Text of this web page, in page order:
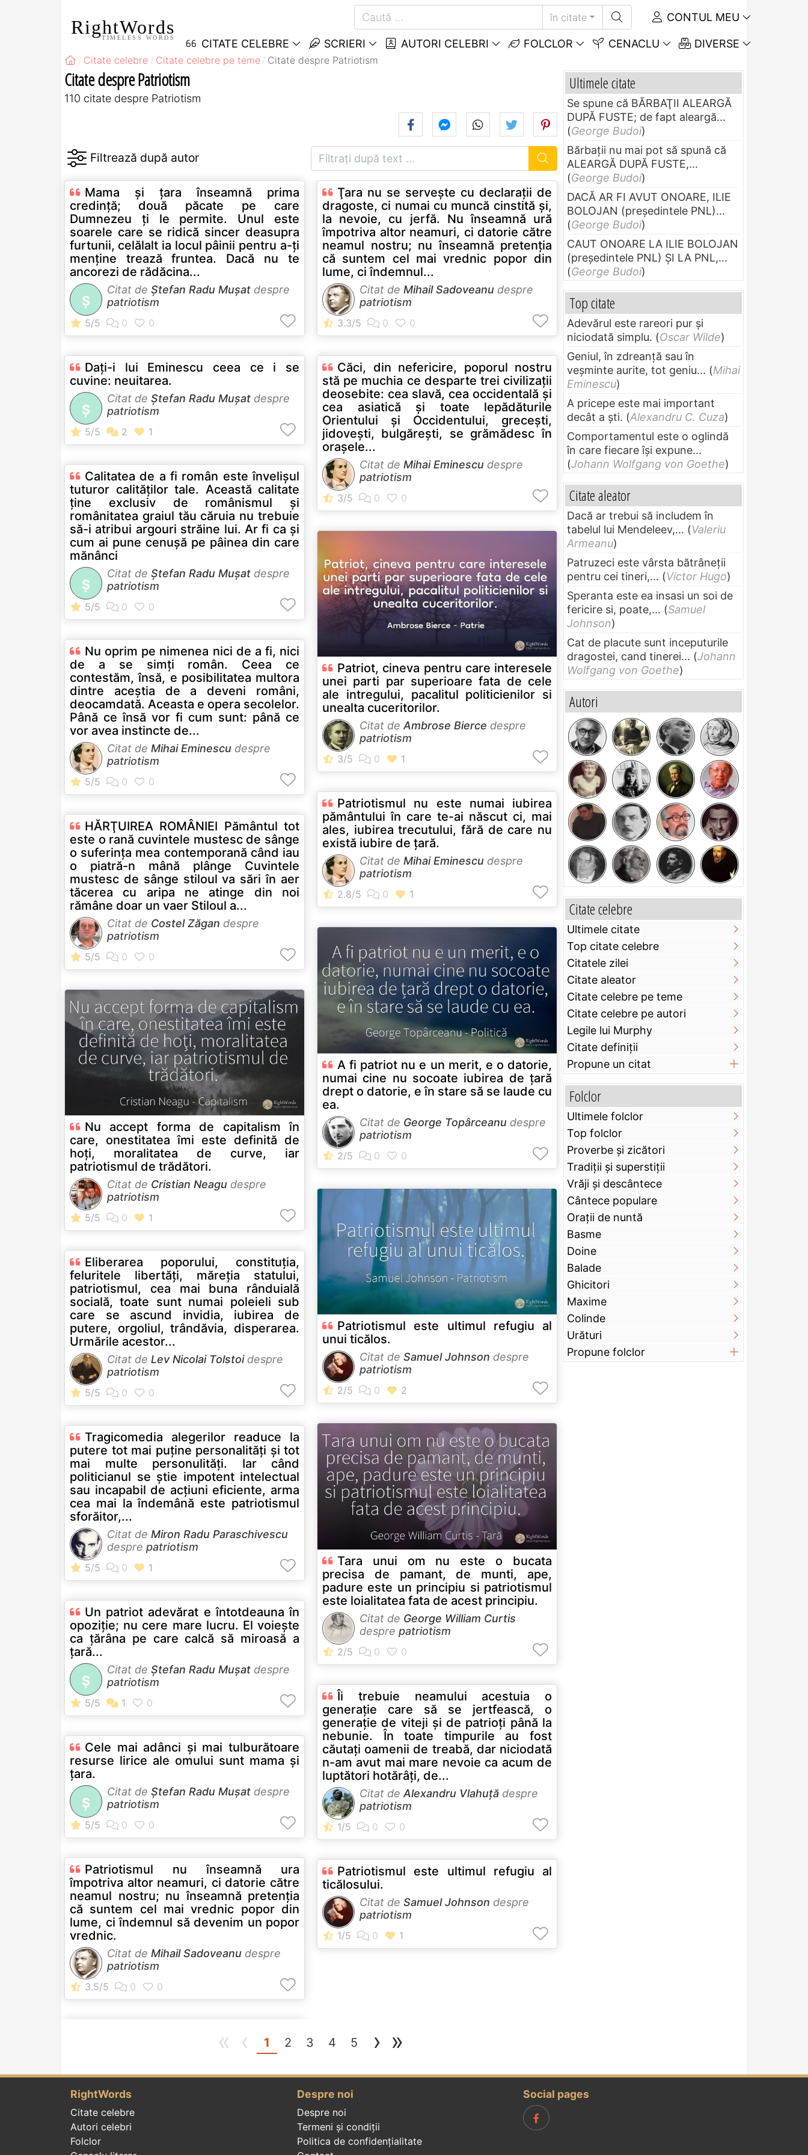
RightWords
TIMELESS WORDS
în citate CONTUL MEU
CITATE CELEBRE SCRIERI AUTORI CELEBRI FOLCLOR CENACLU DIVERSE
Citate celebre Citate celebre pe teme Citate despre Patriotism
Citate despre Patriotism
110 citate despre Patriotism
Mama şi ţara înseamnă prima
credinţă; două păcate pe care
Dumnezeu ţi le permite. Unul este
soarele care se ridică sincer deasupra
furtunii, celălalt ia locul pâinii pentru a-ţi
menţine trează fruntea. Dacă nu te
ancorezi de rădăcina...
Ş
Citat de Ştefan Radu Muşat despre
patriotism
Daţi-i lui Eminescu ceea ce i se
cuvine: neuitarea.
Ş
Citat de Ştefan Radu Muşat despre
patriotism
Calitatea de a fi român este învelișul
tuturor calităților tale. Această calitate
ține exclusiv de românismul și
românitatea graiul tău căruia nu trebuie
să-i atribui argouri străine lui. Ar fi ca și
cum ai pune cenușă pe pâinea din care
mănânci
Ş
Citat de Ştefan Radu Muşat despre
patriotism
Nu oprim pe nimenea nici de a fi, nici
de a se simţi român. Ceea ce
contestăm, însă, e posibilitatea multora
dintre aceştia de a deveni români,
deocamdată. Aceasta e opera secolelor.
Până ce însă vor fi cum sunt: până ce
vor avea instincte de...
Citat de Mihai Eminescu despre
patriotism
HĂRŢUIREA ROMÂNIEI Pământul tot
este o rană cuvintele mustesc de sânge
o suferinţa mea contemporană când iau
o piatră-n mână plânge Cuvintele
mustesc de sânge stiloul va sări în aer
tăcerea cu aripa ne atinge din noi
rămâne doar un vaer Stiloul a...
Citat de Costel Zăgan despre
patriotism
Nu accept forma de capitalism în
care, onestitatea îmi este definită de
hoţi, moralitatea de curve, iar
patriotismul de trădători.
Citat de Cristian Neagu despre
patriotism
Eliberarea poporului, constituţia,
feluritele libertăţi, măreţia statului,
patriotismul, cea mai buna rânduială
socială, toate sunt numai poleieli sub
care se ascund invidia, iubirea de
putere, orgoliul, trândăvia, disperarea.
Urmările acestor...
Citat de Lev Nicolai Tolstoidespre
patriotism
Tragicomedia alegerilor readuce la
putere tot mai puţine personalităţi şi tot
mai multe personulităţi. Iar când
politicianul se ştie impotent intelectual
sau incapabil de acţiuni eficiente, arma
cea mai la îndemână este patriotismul
sforăitor,...
Citat de Miron Radu Paraschivescu
despre patriotism
Un patriot adevărat e întotdeauna în
opoziţie; nu cere mare lucru. El voieşte
ca ţărâna pe care calcă să miroasă a
ţară...
Ş
Citat de Ştefan Radu Muşat despre
patriotism
Cele mai adânci şi mai tulburătoare
resurse lirice ale omului sunt mama şi
ţara.
Ş
Citat de Ştefan Radu Muşat despre
patriotism
Patriotismul nu înseamnă ura
împotriva altor neamuri, ci datorie către
neamul nostru; nu înseamnă pretenţia
că suntem cel mai vrednic popor din
lume, ci îndemnul să devenim un popor
vrednic.
Citat de Mihail Sadoveanu despre
patriotism
Ţara nu se serveşte cu declaraţii de
dragoste, ci numai cu muncă cinstită şi,
la nevoie, cu jerfă. Nu înseamnă ură
împotriva altor neamuri, ci datorie către
neamul nostru; nu înseamnă pretenţia
că suntem cel mai vrednic popor din
lume, ci îndemnul...
Citat de Mihail Sadoveanu despre
patriotism
Căci, din nefericire, poporul nostru
stă pe muchia ce desparte trei civilizaţii
deosebite: cea slavă, cea occidentală şi
cea asiatică şi toate lepădăturile
Orientului şi Occidentului, greceşti,
jidoveşti, bulgăreşti, se grămădesc în
oraşele...
Citat de Mihai Eminescu despre
patriotism
Patriot, cineva pentru care interesele
unei parti par superioare fata de cele
ale intregului, pacalitul politicienilor si
unealta cuceritorilor.
Citat de Ambrose Bierce despre
patriotism
Patriotismul nu este numai iubirea
pământului în care te-ai născut ci, mai
ales, iubirea trecutului, fără de care nu
există iubire de ţară.
Citat de Mihai Eminescu despre
patriotism
A fi patriot nu e un merit, e o datorie,
numai cine nu socoate iubirea de țară
drept o datorie, e în stare să se laude cu
ea.
Citat de George Topârceanu despre
patriotism
Patriotismul este ultimul refugiu al
unui ticălos.
Citat de Samuel Johnson despre
patriotism
Tara unui om nu este o bucata
precisa de pamant, de munti, ape,
padure este un principiu si patriotismul
este loialitatea fata de acest principiu.
Citat de George William Curtis
despre patriotism
Îi trebuie neamului acestuia o
generaţie care să se jertfească, o
generaţie de viteji şi de patrioţi până la
nebunie. În toate timpurile au fost
căutaţi oamenii de treabă, dar niciodată
n-am avut mai mare nevoie ca acum de
luptători hotărâţi, de...
Citat de Alexandru Vlahuță despre
patriotism
Patriotismul este ultimul refugiu al
ticălosului.
Citat de Samuel Johnson despre
patriotism
« ‹ 1 (current)
2 3 4 5 › »
Ultimele citate
Se spune că BĂRBAŢII ALEARGĂ
DUPĂ FUSTE; de fapt aleargă...
(George Budoi)
Bărbaţii nu mai pot să spună că
ALEARGĂ DUPĂ FUSTE,...
(George Budoi)
DACĂ AR FI AVUT ONOARE, ILIE
BOLOJAN (preşedintele PNL)...
(George Budoi)
CAUT ONOARE LA ILIE BOLOJAN
(preşedintele PNL) ŞI LA PNL,...
(George Budoi)
Top citate
Adevărul este rareori pur și
niciodată simplu. (Oscar Wilde)
Geniul, în zdreanţă sau în
veşminte aurite, tot geniu... (Mihai
Eminescu)
A pricepe este mai important
decât a ști. (Alexandru C. Cuza)
Comportamentul este o oglindă
în care fiecare își expune...
(Johann Wolfgang von Goethe)
Citate aleator
Dacă ar trebui să includem în
tabelul lui Mendeleev,... (Valeriu
Armeanu)
Patruzeci este vârsta bătrâneții
pentru cei tineri,... (Victor Hugo)
Speranta este ea insasi un soi de
fericire si, poate,... (Samuel
Johnson)
Cat de placute sunt inceputurile
dragostei, cand tinerei... (Johann
Wolfgang von Goethe)
Autori
Citate celebre
Ultimele citate
Top citate celebre
Citatele zilei
Citate aleator
Citate celebre pe teme
Citate celebre pe autori
Legile lui Murphy
Citate definiţii
Propune un citat
Folclor
Ultimele folclor
Top folclor
Proverbe și zicători
Tradiții și superstiții
Vrăji și descântece
Cântece populare
Orații de nuntă
Basme
Doine
Balade
Ghicitori
Maxime
Colinde
Urături
Propune folclor
RightWords
Citate celebre
Autori celebri
Folclor
Despre noi
Despre noi
Termeni și condiții
Politica de confidenţialitate
Social pages